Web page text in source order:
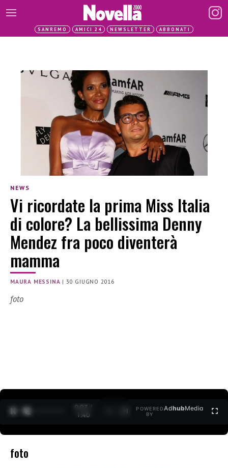
SANREMO AMICI 24 NEWSLETTER ABBONATI
NEWS
Vi ricordate la prima Miss Italia
di colore? La bellissima Denny
Mendez fra poco diventerà
mamma
MAURA MESSINA | 30 GIUGNO 2016
foto
0:04 /
1:40
POWERED
BY
AdhubMedia
foto